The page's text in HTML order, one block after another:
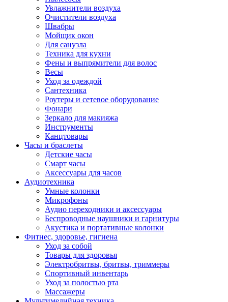
Увлажнители воздуха
Очистители воздуха
Швабры
Мойщик окон
Для санузла
Техника для кухни
Фены и выпрямители для волос
Весы
Уход за одеждой
Сантехника
Роутеры и сетевое оборудование
Фонари
Зеркало для макияжа
Инструменты
Канцтовары
Часы и браслеты
Детские часы
Смарт часы
Аксессуары для часов
Аудиотехника
Умные колонки
Микрофоны
Аудио переходники и аксессуары
Беспроводные наушники и гарнитуры
Акустика и портативные колонки
Фитнес, здоровье, гигиена
Уход за собой
Товары для здоровья
Электробритвы, бритвы, триммеры
Спортивный инвентарь
Уход за полостью рта
Массажеры